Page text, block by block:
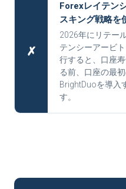
✗
Forexレイテン
スキング戦略を
2026年にリテー
テンシーアービ
行すると、口座
る前、口座の最
BrightDuoを導入
す。